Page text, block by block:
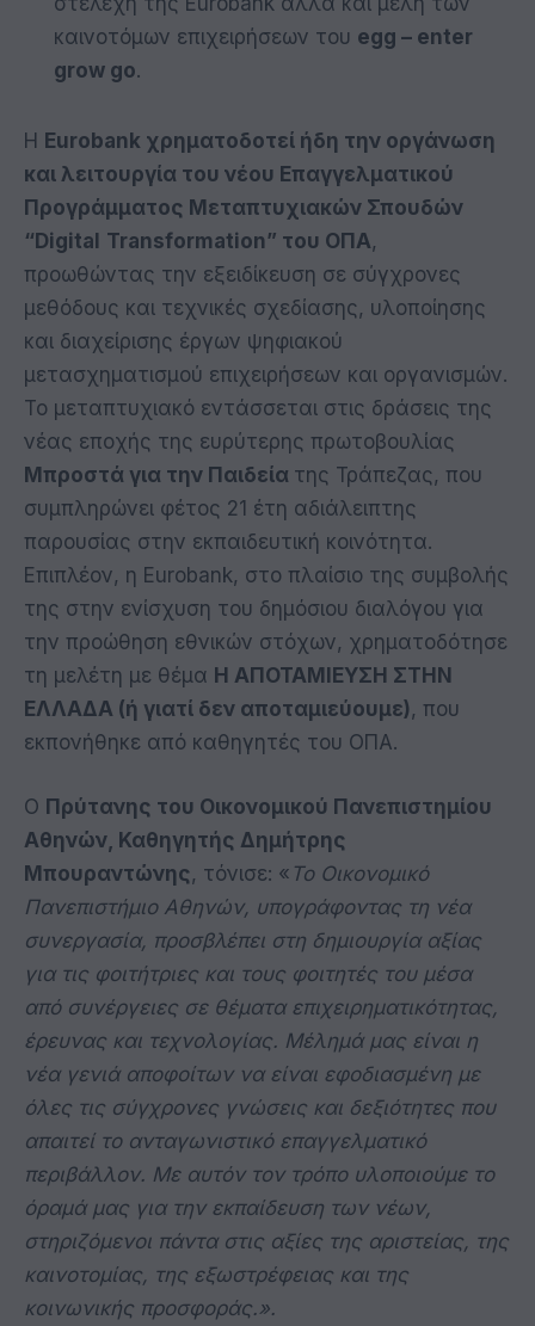
καινοτόμων επιχειρήσεων του egg – enter
grow go.
Η Eurobank χρηματοδοτεί ήδη την οργάνωση
και λειτουργία του νέου Επαγγελματικού
Προγράμματος Μεταπτυχιακών Σπουδών
“Digital Transformation” του ΟΠΑ,
προωθώντας την εξειδίκευση σε σύγχρονες
μεθόδους και τεχνικές σχεδίασης, υλοποίησης
και διαχείρισης έργων ψηφιακού
μετασχηματισμού επιχειρήσεων και οργανισμών.
To μεταπτυχιακό εντάσσεται στις δράσεις της
νέας εποχής της ευρύτερης πρωτοβουλίας
Μπροστά για την Παιδεία της Τράπεζας, που
συμπληρώνει φέτος 21 έτη αδιάλειπτης
παρουσίας στην εκπαιδευτική κοινότητα.
Επιπλέον, η Eurobank, στο πλαίσιο της συμβολής
της στην ενίσχυση του δημόσιου διαλόγου για
την προώθηση εθνικών στόχων, χρηματοδότησε
τη μελέτη με θέμα Η ΑΠΟΤΑΜΙΕΥΣΗ ΣΤΗΝ
ΕΛΛΑΔΑ (ή γιατί δεν αποταμιεύουμε), που
εκπονήθηκε από καθηγητές του ΟΠΑ.
Ο Πρύτανης του Οικονομικού Πανεπιστημίου
Αθηνών, Καθηγητής Δημήτρης
Μπουραντώνης, τόνισε: « Το Οικονομικό
Πανεπιστήμιο Αθηνών, υπογράφοντας τη νέα
συνεργασία, προσβλέπει στη δημιουργία αξίας
για τις φοιτήτριες και τους φοιτητές του μέσα
από συνέργειες σε θέματα επιχειρηματικότητας,
έρευνας και τεχνολογίας. Μέλημά μας είναι η
νέα γενιά αποφοίτων να είναι εφοδιασμένη με
όλες τις σύγχρονες γνώσεις και δεξιότητες που
απαιτεί το ανταγωνιστικό επαγγελματικό
περιβάλλον. Με αυτόν τον τρόπο υλοποιούμε το
όραμά μας για την εκπαίδευση των νέων,
στηριζόμενοι πάντα στις αξίες της αριστείας, της
καινοτομίας, της εξωστρέφειας και της
κοινωνικής προσφοράς.».